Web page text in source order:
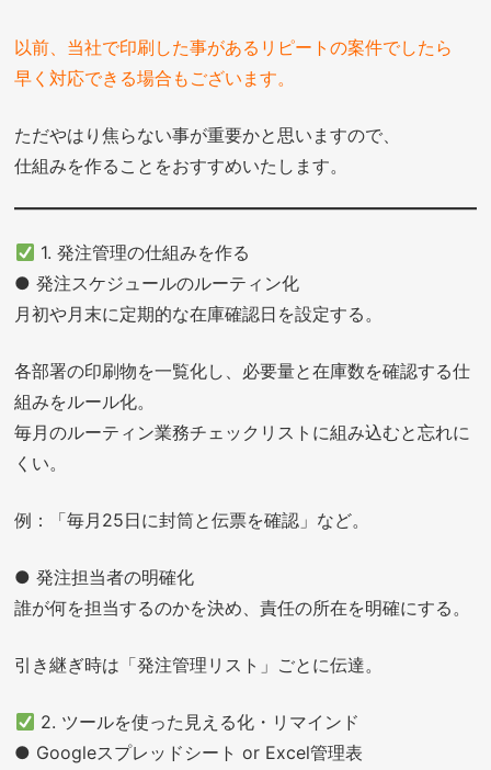
以前、当社で印刷した事があるリピートの案件でしたら
早く対応できる場合もございます。
ただやはり焦らない事が重要かと思いますので、
仕組みを作ることをおすすめいたします。
1. 発注管理の仕組みを作る
● 発注スケジュールのルーティン化
月初や月末に定期的な在庫確認日を設定する。
各部署の印刷物を一覧化し、必要量と在庫数を確認する仕
組みをルール化。
毎月のルーティン業務チェックリストに組み込むと忘れに
くい。
例：「毎月25日に封筒と伝票を確認」など。
● 発注担当者の明確化
誰が何を担当するのかを決め、責任の所在を明確にする。
引き継ぎ時は「発注管理リスト」ごとに伝達。
2. ツールを使った見える化・リマインド
● Googleスプレッドシート or Excel管理表